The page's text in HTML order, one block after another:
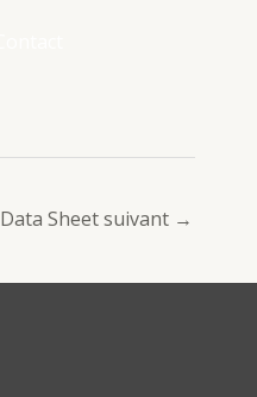
Data Sheet suivant →